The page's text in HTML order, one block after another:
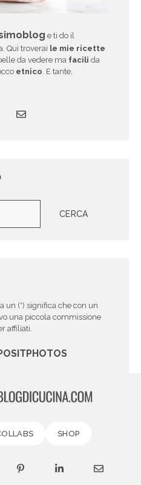
e ti do il
Qui troverai le mie ricette
belle da vedere ma facili da
etnico . E tante,
CERCA
un (*) significa che con un
una piccola commissione
affiliati.
SHOP